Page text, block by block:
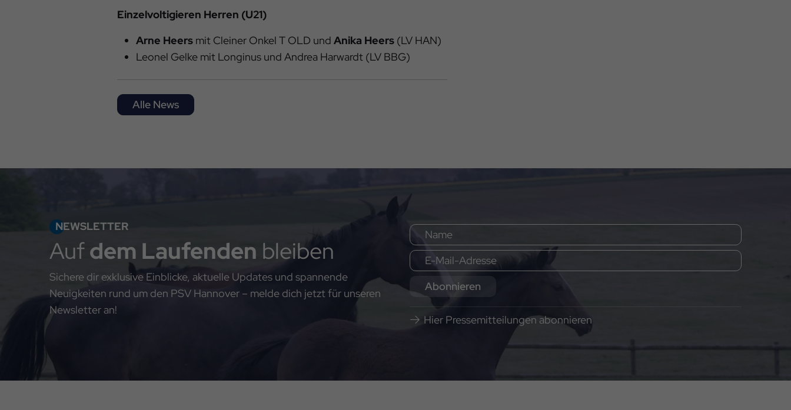
Einzelvoltigieren Herren (U21)
Arne Heers mit Cleiner Onkel T OLD und Anika Heers (LV HAN)
Leonel Gelke mit Longinus und Andrea Harwardt (LV BBG)
Alle News
NEWSLETTER
Aufdem Laufenden bleiben
Sichere dir exklusive Einblicke, aktuelle Updates und spannende
Neuigkeiten rund um den PSV Hannover – melde dich jetzt für unseren
Newsletter an!
Abonnieren
Hier Pressemitteilungen abonnieren